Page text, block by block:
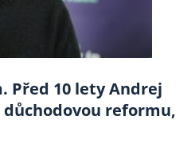
Před 10 lety Andrej
reformu,